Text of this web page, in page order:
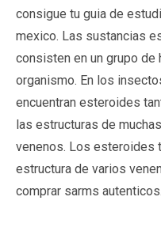
consigue tu guia de
mexico. Las sustancias
consisten en un grupo
organismo. En los
encuentran esteroides
las estructuras de
venenos. Los esteroides
estructura de varios
comprar sarms